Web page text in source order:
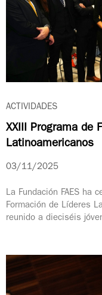
ACTIVIDADES
XXIII Programa de
Latinoamericanos
03/11/2025
La Fundación FAES ha
Formación de Líderes
reunido a dieciséis